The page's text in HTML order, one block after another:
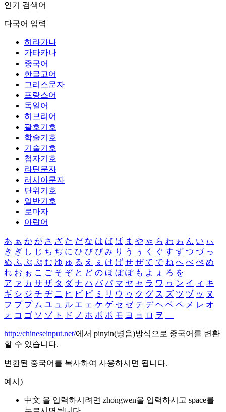
인기 검색어
다국어 입력
히라가나
가타카나
중국어
한글고어
그리스문자
프랑스어
독일어
히브리어
괄호기호
학술기호
기술기호
첨자기호
라틴문자
러시아문자
단위기호
일반기호
로마자
아랍어
あ ぁ か が さ ざ た だ な は ば ぱ ま や ゃ ら わ ゎ ん い ぃ
き ぎ し じ ち ぢ に ひ び ぴ み り う ぅ く ぐ す ず つ づ っ
ぬ ふ ぶ ぷ む ゆ ゅ る え ぇ け げ せ ぜ て で ね へ べ ぺ め
れ お ぉ こ ご そ ぞ と ど の ほ ぼ ぽ も よ ょ ろ を
ア ァ カ サ ザ タ ダ ナ ハ バ パ マ ヤ ャ ラ ワ ヮ ン イ ィ キ
ギ シ ジ チ ヂ ニ ヒ ビ ピ ミ リ ウ ゥ ク グ ス ズ ツ ヅ ッ ヌ
フ ブ プ ム ユ ュ ル エ ェ ケ ゲ セ ゼ テ デ ヘ ベ ペ メ レ オ
ォ コ ゴ ソ ゾ ト ド ノ ホ ボ ポ モ ヨ ョ ロ ヲ ―
http://chineseinput.net/에서 pinyin(병음)방식으로 중국어를 변환
할 수 있습니다.
변환된 중국어를 복사하여 사용하시면 됩니다.
예시)
中文 을 입력하시려면 zhongwen을 입력하시고 space를